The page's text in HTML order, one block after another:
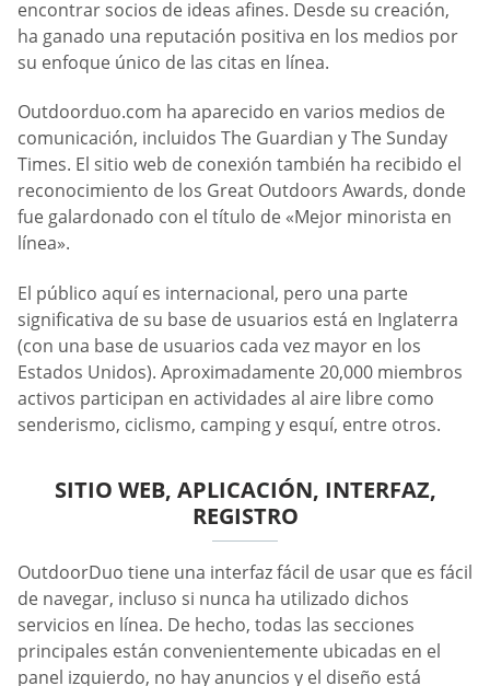
encontrar socios de ideas afines. Desde su creación,
ha ganado una reputación positiva en los medios por
su enfoque único de las citas en línea.
Outdoorduo.com ha aparecido en varios medios de
comunicación, incluidos The Guardian y The Sunday
Times. El sitio web de conexión también ha recibido el
reconocimiento de los Great Outdoors Awards, donde
fue galardonado con el título de «Mejor minorista en
línea».
El público aquí es internacional, pero una parte
significativa de su base de usuarios está en Inglaterra
(con una base de usuarios cada vez mayor en los
Estados Unidos). Aproximadamente 20,000 miembros
activos participan en actividades al aire libre como
senderismo, ciclismo, camping y esquí, entre otros.
SITIO WEB, APLICACIÓN, INTERFAZ,
REGISTRO
OutdoorDuo tiene una interfaz fácil de usar que es fácil
de navegar, incluso si nunca ha utilizado dichos
servicios en línea. De hecho, todas las secciones
principales están convenientemente ubicadas en el
panel izquierdo, no hay anuncios y el diseño está